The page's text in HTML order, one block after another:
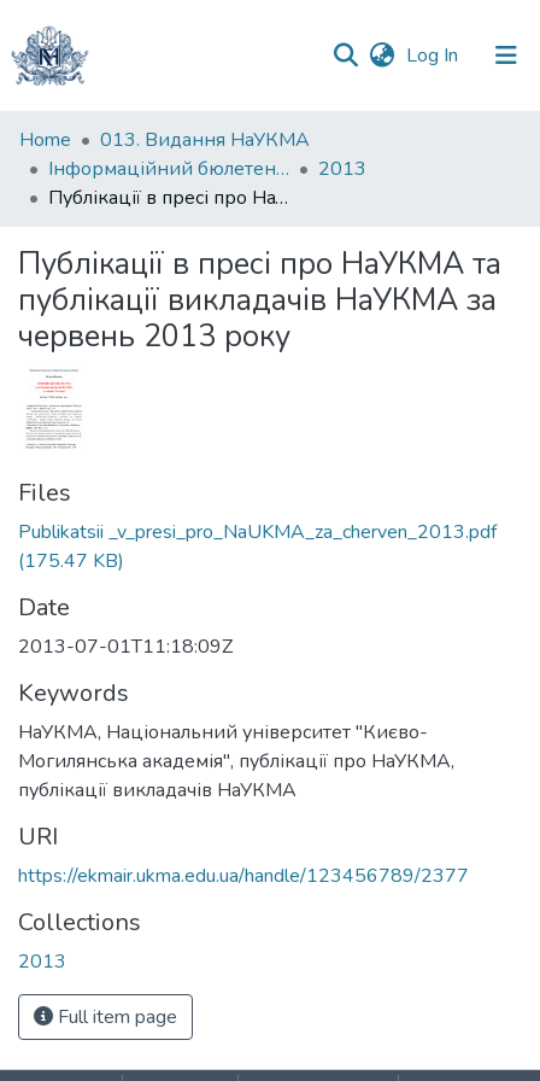
Log In (current)
Communities
&
Collections
Statistics
Home
013. Видання НаУКМА
Інформаційний бюлетень НБ НаУКМА
2013
Публікації в пресі про НаУКМА та публікації викладачів НаУКМА за червень 2013 року
Публікації в пресі про НаУКМА та
публікації викладачів НаУКМА за
червень 2013 року
Files
Publikatsii _v_presi_pro_NaUKMA_za_cherven_2013.pdf
(175.47 KB)
Date
2013-07-01T11:18:09Z
Keywords
НаУКМА, Національний університет "Києво-
Могилянська академія", публікації про НаУКМА,
публікації викладачів НаУКМА
URI
https://ekmair.ukma.edu.ua/handle/123456789/2377
Collections
2013
Full item page